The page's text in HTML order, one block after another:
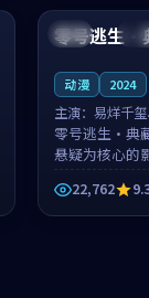
日本 高
零号逃生·
动漫 2024
主演：易烊千
零号逃生·典
悬疑为核心的
围绕危机、反
长展开，整体
值得推荐观看
22,762